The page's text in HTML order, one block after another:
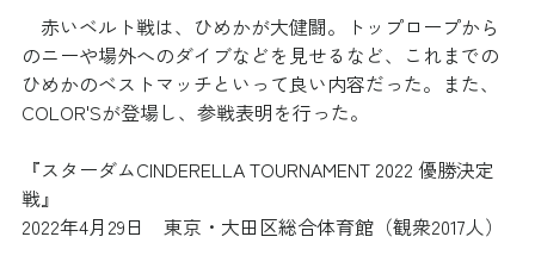
赤いベルト戦は、ひめかが大健闘。トップロープから
のニーや場外へのダイブなどを見せるなど、これまでの
ひめかのベストマッチといって良い内容だった。また、
COLOR'Sが登場し、参戦表明を行った。
『スターダムCINDERELLA TOURNAMENT 2022 優勝決定
戦』
2022年4月29日　東京・大田区総合体育館（観衆2017人）